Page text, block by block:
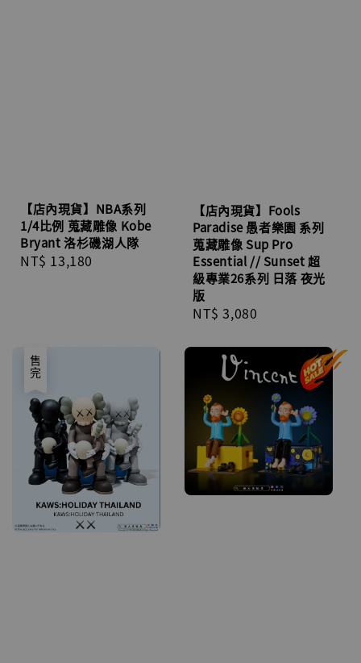
【店內現貨】NBA系列
1/4比例 蒐藏雕像 Kobe
Bryant 洛杉磯湖人隊
Regular
NT$ 13,180
【店內現貨】Fools
Paradise 愚者樂園 系列
蒐藏雕像 Sup Pro
Essential // Sunset 超
級專業26系列 日落 夜光
版
Regular
NT$ 3,080
售完